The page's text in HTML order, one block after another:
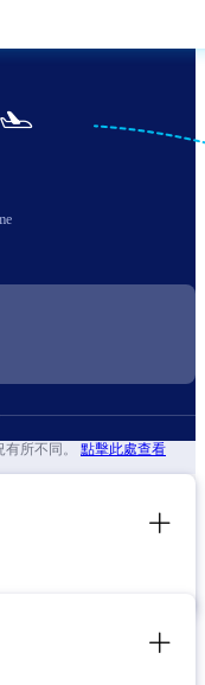

所不同。 點擊此處查看